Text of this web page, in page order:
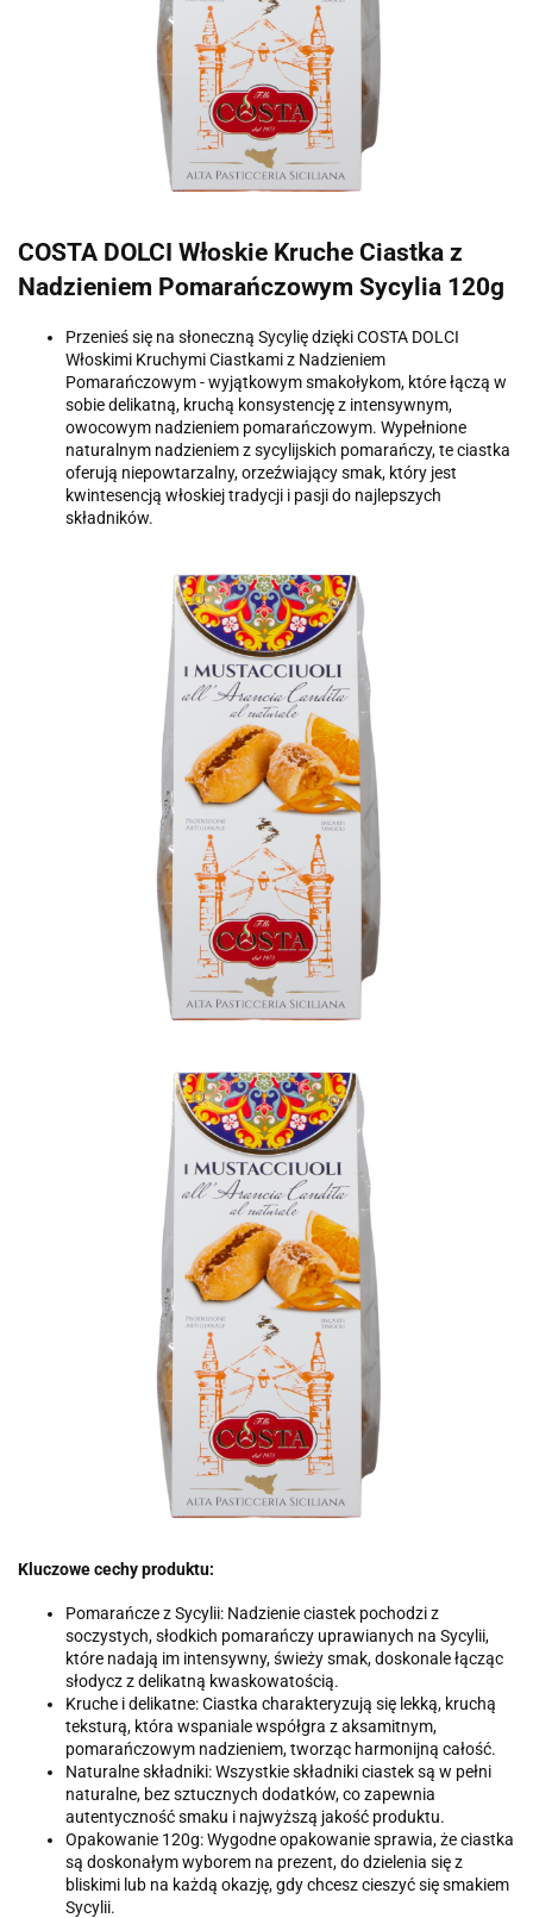
COSTA DOLCI Włoskie Kruche Ciastka z
Nadzieniem Pomarańczowym Sycylia 120g
Przenieś się na słoneczną Sycylię dzięki COSTA DOLCI
Włoskimi Kruchymi Ciastkami z Nadzieniem
Pomarańczowym - wyjątkowym smakołykom, które łączą w
sobie delikatną, kruchą konsystencję z intensywnym,
owocowym nadzieniem pomarańczowym. Wypełnione
naturalnym nadzieniem z sycylijskich pomarańczy, te ciastka
oferują niepowtarzalny, orzeźwiający smak, który jest
kwintesencją włoskiej tradycji i pasji do najlepszych
składników.
Kluczowe cechy produktu:
Pomarańcze z Sycylii: Nadzienie ciastek pochodzi z
soczystych, słodkich pomarańczy uprawianych na Sycylii,
które nadają im intensywny, świeży smak, doskonale łącząc
słodycz z delikatną kwaskowatością.
Kruche i delikatne: Ciastka charakteryzują się lekką, kruchą
teksturą, która wspaniale współgra z aksamitnym,
pomarańczowym nadzieniem, tworząc harmonijną całość.
Naturalne składniki: Wszystkie składniki ciastek są w pełni
naturalne, bez sztucznych dodatków, co zapewnia
autentyczność smaku i najwyższą jakość produktu.
Opakowanie 120g: Wygodne opakowanie sprawia, że ciastka
są doskonałym wyborem na prezent, do dzielenia się z
bliskimi lub na każdą okazję, gdy chcesz cieszyć się smakiem
Sycylii.